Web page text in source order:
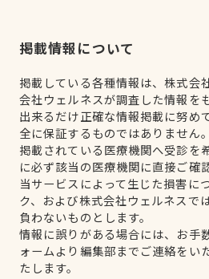
掲載情報について
掲載している各種情報は、株式会
会社ウェルネスが調査した情報を
出来るだけ正確な情報掲載に努め
全に保証するものではありません。
掲載されている医療機関へ受診を
に必ず該当の医療機関に直接ご確
当サービスによって生じた損害に
ク、および株式会社ウェルネスで
負わないものとします。
情報に誤りがある場合には、お手
ォームより編集部までご連絡をい
たします。